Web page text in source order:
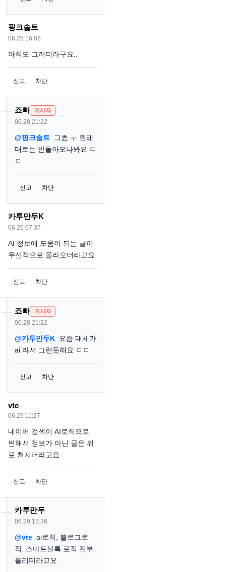
핑크솔트
06.25 16:08
아직도 그러더라구요..
신고 차단
죠빠 게시자
06.28 21:22
@핑크솔트 그쵸 ㅜ 원래
대로는 안돌아오나봐요 ㄷ
ㄷ
신고 차단
카투만두K
06.26 07:37
AI 정보에 도움이 되는 글이
우선적으로 올라오더라고요
신고 차단
죠빠 게시자
06.28 21:22
@카투만두K 요즘 대세가
ai 라서 그런듯해요 ㄷㄷ
신고 차단
vte
06.29 11:27
네이버 검색이 AI로직으로
변해서 정보가 아닌 글은 뒤
로 쳐지더라고요
신고 차단
카투만두
06.29 12:36
@vte ai로직, 블로그로
직, 스마트블록 로직 전부
틀리더라고요